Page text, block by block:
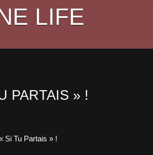
LIFE
PARTAIS » !